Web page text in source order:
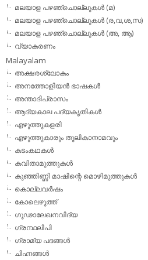
മലയാള പഴഞ്ചൊല്ലുകള്‍ (മ)
മലയാള പഴഞ്ചൊല്ലുകള്‍ (ര,വ,ശ,സ)
മലയാള പഴഞ്ചൊല്ലുകൾ (അ, ആ)
വ്യാകരണം
Malayalam
അക്ഷരശ്ലോകം
അനത്തോളിയന്‍ ഭാഷകള്‍
അന്താദിപ്രാസം
ആദ്യകാല പദ്യകൃതികള്‍
എഴുത്തുകളരി
എഴുത്തുകാരും തൂലികാനാമവും
കടംകഥകള്‍
കവിതാമുത്തുകള്‍
കുഞ്ഞിണ്ണി മാഷിന്റെ മൊഴിമുത്തുകള്‍
കൊല്ലവര്‍ഷം
കോലെഴുത്ത്
ഗൂഢാലേഖനവിദ്യ
ഗ്രന്ഥലിപി
ഗ്രാമ്യ പദങ്ങള്‍
ചിഹ്നങ്ങള്‍